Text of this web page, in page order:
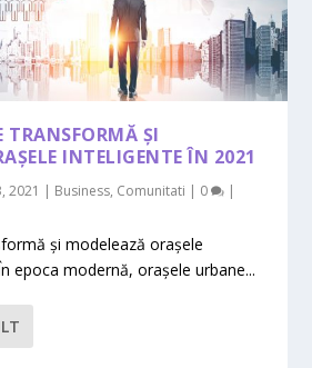
TRANSFORMĂ ȘI
INTELIGENTE ÎN 2021
2021 | Business, Comunitati | 0 |
și modelează orașele
epoca modernă, orașele urbane...